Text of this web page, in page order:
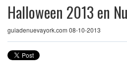
Halloween 2013 en
guiadenuevayork.com 08-10-2013